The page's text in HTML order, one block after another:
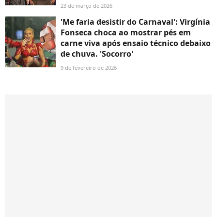
23 de março de 2026
'Me faria desistir do Carnaval': Virgínia
Fonseca choca ao mostrar pés em
carne viva após ensaio técnico debaixo
de chuva. 'Socorro'
9 de fevereiro de 2026